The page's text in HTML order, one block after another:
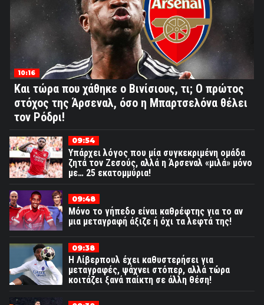
10:16
Και τώρα που χάθηκε ο Βινίσιους, τι; Ο πρώτος
στόχος της Άρσεναλ, όσο η Μπαρτσελόνα θέλει
τον Ρόδρι!
09:54
Υπάρχει λόγος που μία συγκεκριμένη ομάδα
ζητά τον Ζεσούς, αλλά η Άρσεναλ «μιλά» μόνο
με… 25 εκατομμύρια!
09:48
Μόνο το γήπεδο είναι καθρέφτης για το αν
μια μεταγραφή άξιζε ή όχι τα λεφτά της!
09:38
Η Λίβερπουλ έχει καθυστερήσει για
μεταγραφές, ψάχνει στόπερ, αλλά τώρα
κοιτάζει ξανά παίκτη σε άλλη θέση!